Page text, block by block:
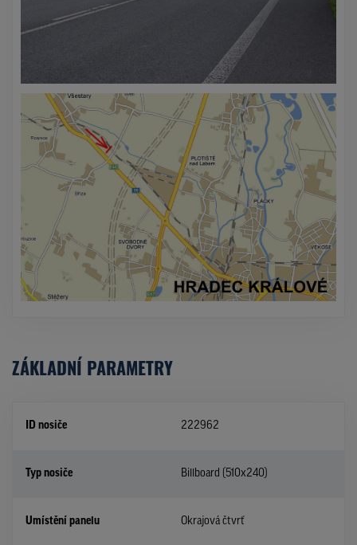
ZÁKLADNÍ PARAMETRY
ID nosiče 222962
Typ nosiče Billboard (510x240)
Umístění panelu Okrajová čtvrť